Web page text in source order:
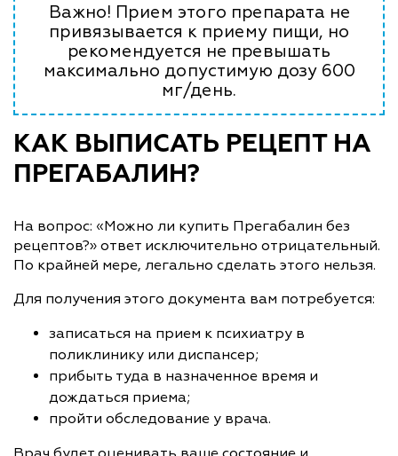
Важно! Прием этого препарата не
привязывается к приему пищи, но
рекомендуется не превышать
максимально допустимую дозу 600
мг/день.
КАК ВЫПИСАТЬ РЕЦЕПТ НА
ПРЕГАБАЛИН?
На вопрос: «Можно ли купить Прегабалин без
рецептов?» ответ исключительно отрицательный.
По крайней мере, легально сделать этого нельзя.
Для получения этого документа вам потребуется:
записаться на прием к психиатру в
поликлинику или диспансер;
прибыть туда в назначенное время и
дождаться приема;
пройти обследование у врача.